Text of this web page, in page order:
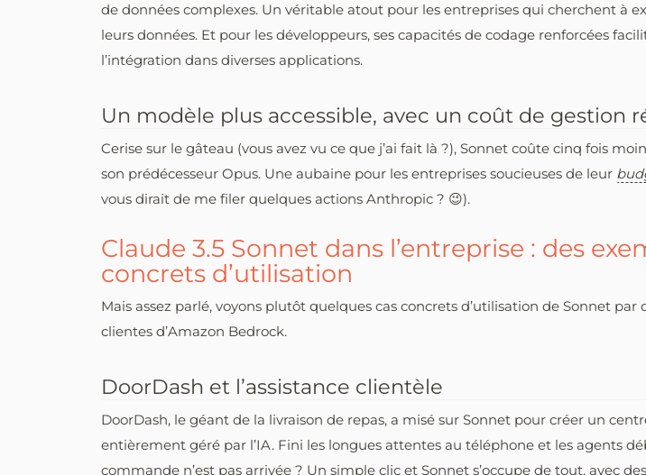
de données complexes. Un véritable atout pour les entreprises qui cherchent à
leurs données. Et pour les développeurs, ses capacités de codage renforcées
l’intégration dans diverses applications.
Un modèle plus accessible, avec un coût de gestion
Cerise sur le gâteau (vous avez vu ce que j’ai fait là ?), Sonnet coûte cinq fois
son prédécesseur Opus. Une aubaine pour les entreprises soucieuses de leur
vous dirait de me filer quelques actions Anthropic ? 😉).
Claude 3.5 Sonnet dans l’entreprise : des
concrets d’utilisation
Mais assez parlé, voyons plutôt quelques cas concrets d’utilisation de Sonnet par
clientes d’Amazon Bedrock.
DoorDash et l’assistance clientèle
DoorDash, le géant de la livraison de repas, a misé sur Sonnet pour créer un
entièrement géré par l’IA. Fini les longues attentes au téléphone et les agents
commande n’est pas arrivée ? Un simple clic et Sonnet s’occupe de tout, avec